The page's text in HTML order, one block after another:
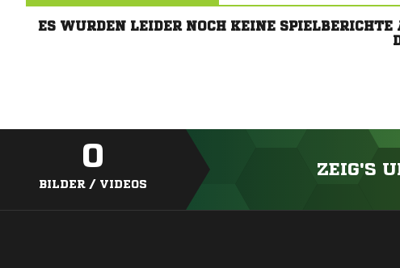
ES WURDEN LEIDER NOCH KEINE
0
BILDER / VIDEOS
ZEIG'S